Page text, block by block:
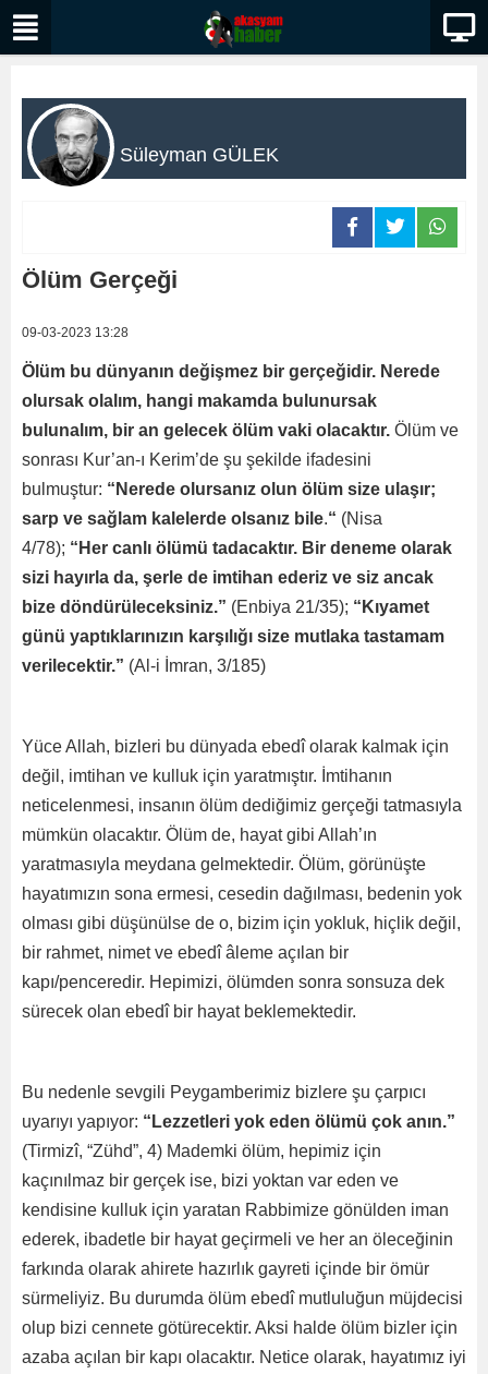
Süleyman GÜLEK
Ölüm Gerçeği
09-03-2023 13:28
Ölüm bu dünyanın değişmez bir gerçeğidir. Nerede
olursak olalım, hangi makamda bulunursak
bulunalım, bir an gelecek ölüm vaki olacaktır. Ölüm ve
sonrası Kur’an-ı Kerim’de şu şekilde ifadesini
bulmuştur: “Nerede olursanız olun ölüm size ulaşır;
sarp ve sağlam kalelerde olsanız bile.“ (Nisa
4/78); “Her canlı ölümü tadacaktır. Bir deneme olarak
sizi hayırla da, şerle de imtihan ederiz ve siz ancak
bize döndürüleceksiniz.” (Enbiya 21/35); “Kıyamet
günü yaptıklarınızın karşılığı size mutlaka tastamam
verilecektir.” (Al-i İmran, 3/185)
Yüce Allah, bizleri bu dünyada ebedî olarak kalmak için
değil, imtihan ve kulluk için yaratmıştır. İmtihanın
neticelenmesi, insanın ölüm dediğimiz gerçeği tatmasıyla
mümkün olacaktır. Ölüm de, hayat gibi Allah’ın
yaratmasıyla meydana gelmektedir. Ölüm, görünüşte
hayatımızın sona ermesi, cesedin dağılması, bedenin yok
olması gibi düşünülse de o, bizim için yokluk, hiçlik değil,
bir rahmet, nimet ve ebedî âleme açılan bir
kapı/penceredir. Hepimizi, ölümden sonra sonsuza dek
sürecek olan ebedî bir hayat beklemektedir.
Bu nedenle sevgili Peygamberimiz bizlere şu çarpıcı
uyarıyı yapıyor: “Lezzetleri yok eden ölümü çok anın.”
(Tirmizî, “Zühd”, 4) Mademki ölüm, hepimiz için
kaçınılmaz bir gerçek ise, bizi yoktan var eden ve
kendisine kulluk için yaratan Rabbimize gönülden iman
ederek, ibadetle bir hayat geçirmeli ve her an öleceğinin
farkında olarak ahirete hazırlık gayreti içinde bir ömür
sürmeliyiz. Bu durumda ölüm ebedî mutluluğun müjdecisi
olup bizi cennete götürecektir. Aksi halde ölüm bizler için
azaba açılan bir kapı olacaktır. Netice olarak, hayatımız iyi